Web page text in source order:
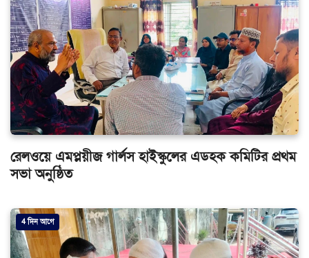
রেলওয়ে এমপ্লয়ীজ গার্লস হাইস্কুলের এডহক কমিটির প্রথম
সভা অনুষ্ঠিত
4 দিন আগে